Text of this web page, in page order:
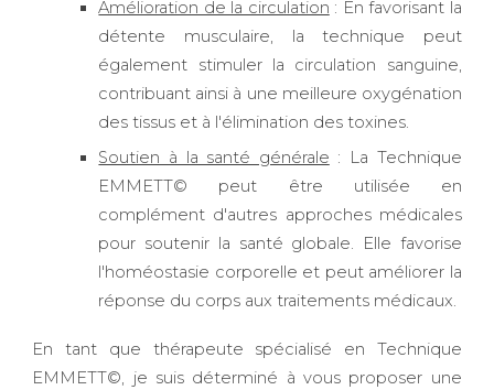
Amélioration de la circulation : En favorisant la
détente musculaire, la technique peut
également stimuler la circulation sanguine,
contribuant ainsi à une meilleure oxygénation
des tissus et à l'élimination des toxines.
Soutien à la santé générale : La Technique
EMMETT© peut être utilisée en
complément d'autres approches médicales
pour soutenir la santé globale. Elle favorise
l'homéostasie corporelle et peut améliorer la
réponse du corps aux traitements médicaux.
En tant que thérapeute spécialisé en Technique
EMMETT©, je suis déterminé à vous proposer une